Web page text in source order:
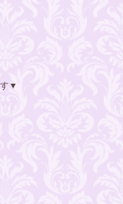
す▼